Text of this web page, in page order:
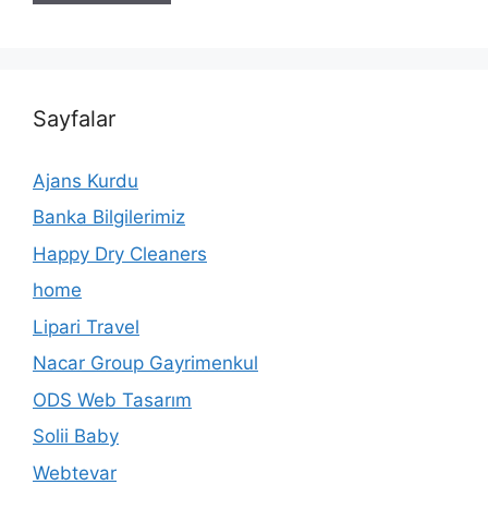
Sayfalar
Ajans Kurdu
Banka Bilgilerimiz
Happy Dry Cleaners
home
Lipari Travel
Nacar Group Gayrimenkul
ODS Web Tasarım
Solii Baby
Webtevar